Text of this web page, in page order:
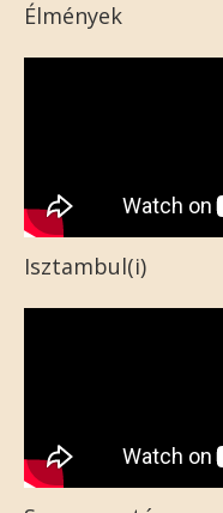
Élmények
Isztambul(i)